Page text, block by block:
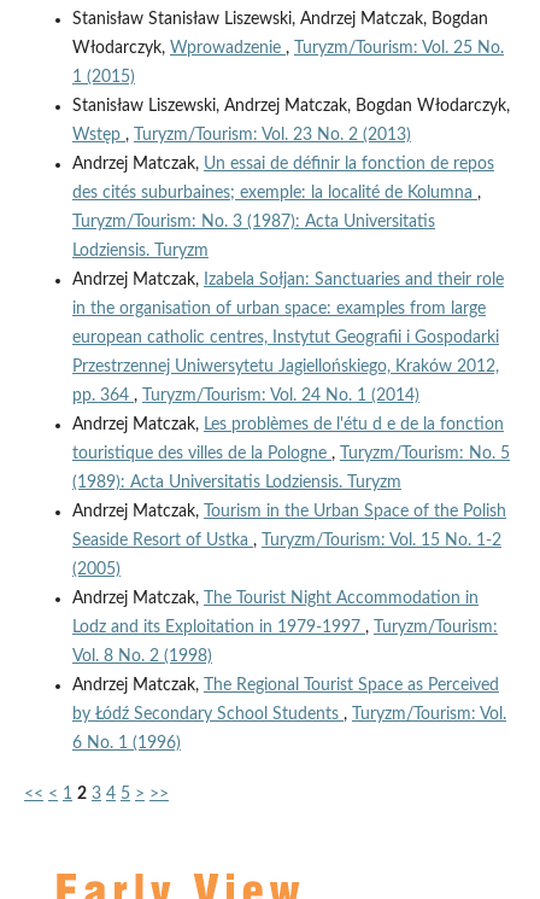
Stanisław Stanisław Liszewski, Andrzej Matczak, Bogdan
Włodarczyk, Wprowadzenie ,
Turyzm/Tourism: Vol. 25 No.
1 (2015)
Stanisław Liszewski, Andrzej Matczak, Bogdan Włodarczyk,
Wstęp ,
Turyzm/Tourism: Vol. 23 No. 2 (2013)
Andrzej Matczak, Un essai de définir la fonction de repos
des cités suburbaines; exemple: la localité de Kolumna ,
Turyzm/Tourism: No. 3 (1987): Acta Universitatis
Lodziensis. Turyzm
Andrzej Matczak, Izabela Sołjan: Sanctuaries and their role
in the organisation of urban space: examples from large
european catholic centres, Instytut Geografii i Gospodarki
Przestrzennej Uniwersytetu Jagiellońskiego, Kraków 2012,
pp. 364 ,
Turyzm/Tourism: Vol. 24 No. 1 (2014)
Andrzej Matczak, Les problèmes de l'étu d e de la fonction
touristique des villes de la Pologne ,
Turyzm/Tourism: No. 5
(1989): Acta Universitatis Lodziensis. Turyzm
Andrzej Matczak,
Tourism in the Urban Space of the Polish
Seaside Resort of Ustka ,
Turyzm/Tourism: Vol. 15 No. 1-2
(2005)
Andrzej Matczak,
The Tourist Night Accommodation in
Lodz and its Exploitation in 1979-1997 ,
Turyzm/Tourism:
Vol. 8 No. 2 (1998)
Andrzej Matczak,
The Regional Tourist Space as Perceived
by Łódź Secondary School Students ,
Turyzm/Tourism: Vol.
6 No. 1 (1996)
<< < 1 2 3 4 5 > >>